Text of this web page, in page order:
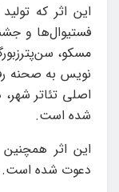
این اثر که
فستیوال‌ها و
مسکو،
نویس به صحنه
اصلی تئاتر
شده است.
این اثر همچنین
دعوت شده است.